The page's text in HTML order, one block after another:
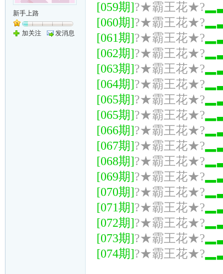
新手上路
加关注 发消息
[059期]?★霸王花★?
[060期]?★霸王花★?
[061期]?★霸王花★?
[062期]?★霸王花★?
[063期]?★霸王花★?
[064期]?★霸王花★?
[065期]?★霸王花★?
[065期]?★霸王花★?
[066期]?★霸王花★?
[067期]?★霸王花★?
[068期]?★霸王花★?
[069期]?★霸王花★?
[070期]?★霸王花★?
[071期]?★霸王花★?
[072期]?★霸王花★?
[073期]?★霸王花★?
[074期]?★霸王花★?